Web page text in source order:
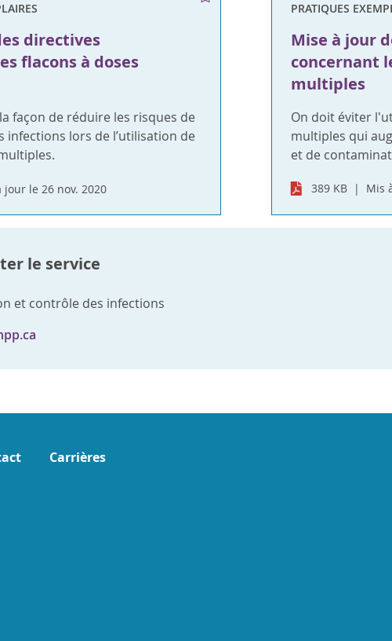
directives
flacons à doses
façon de réduire les risques de
infections lors de l’utilisation de
jour le 26 nov. 2020
PRATIQUES
Mise à jour
concernant
multiples
On doit éviter
multiples qui
et de
389 KB Mis
le service
et contrôle des infections
Carrières